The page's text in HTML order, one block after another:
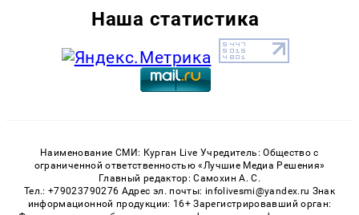
Наша статистика
Наименование СМИ: Курган Live Учредитель: Общество с
ограниченной ответственностью «Лучшие Медиа Решения»
Главный редактор: Самохин А. С.
Тел.: +79023790276 Адрес эл. почты: infolivesmi@yandex.ru Знак
информационной продукции: 16+ Зарегистрировавший орган: